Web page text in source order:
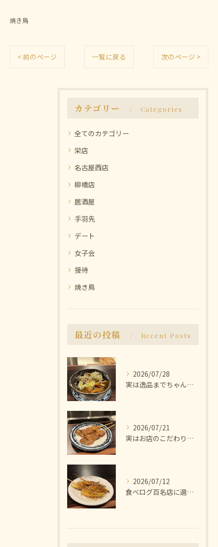
焼き鳥
< 前のページ 一覧に戻る 次のページ >
カテゴリー Categories
全てのカテゴリー
栄店
名古屋西店
柳橋店
居酒屋
手羽先
デート
女子会
接待
焼き鳥
最近の投稿 Recent Posts
2026/07/28
実は逸品までちゃんと美味しいんです🫨
2026/07/21
実はお店のこだわりは塩にあります🧂
2026/07/12
食べログ百名店に選ばれた焼き鳥屋